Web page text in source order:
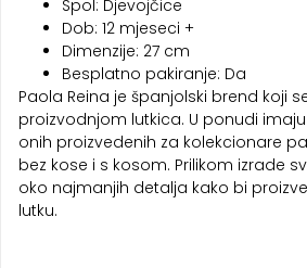
Spol: Djevojčice
Dob: 12 mjeseci +
Dimenzije: 27 cm
Besplatno pakiranje: Da
Paola Reina je španjolski brend koji
proizvodnjom lutkica. U ponudi
onih proizvedenih za kolekcionare
bez kose i s kosom. Prilikom izrade
oko najmanjih detalja kako bi
lutku.